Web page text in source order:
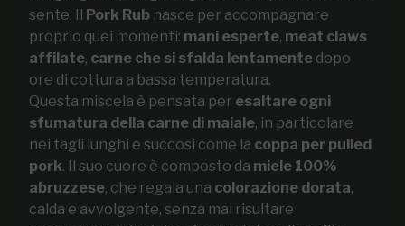
sente. Il Pork Rub nasce per accompagnare
proprio quei momenti: mani esperte, meat claws
affilate, carne che si sfalda lentamente dopo
ore di cottura a bassa temperatura.
Questa miscela è pensata per esaltare ogni
sfumatura della carne di maiale, in particolare
nei tagli lunghi e succosi come la coppa per pulled
pork. Il suo cuore è composto da miele 100%
abruzzese, che regala una colorazione dorata,
calda e avvolgente, senza mai risultare